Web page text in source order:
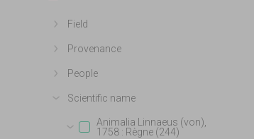
Show more
Field
Show more
Provenance
Show more
People
Show more
Scientific name
Show more
Animalia Linnaeus (von),
1758 : Règne (244)